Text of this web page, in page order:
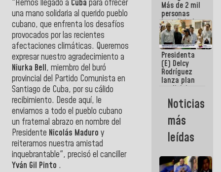
"Hemos llegado a Cuba para ofrecer
una mano solidaria al querido pueblo
cubano, que enfrenta los desafíos
provocados por las recientes
afectaciones climáticas. Queremos
expresar nuestro agradecimiento a
Niurka Bell, miembro del buró
provincial del Partido Comunista en
Santiago de Cuba, por su cálido
recibimiento. Desde aquí, le
enviamos a todo el pueblo cubano
un fraternal abrazo en nombre del
Presidente Nicolás Maduro y
reiteramos nuestra amistad
inquebrantable", precisó el canciller
Yván Gil Pinto .
Más de 2 mil
personas
beneficiadas
con planes
para
atención de
emergencia
sísmica en
la última
semana
Presidenta
(E) Delcy
Rodríguez
lanza plan
crediticio
con subsidio
a Juntas de
Condominio
Noticias
más
leídas